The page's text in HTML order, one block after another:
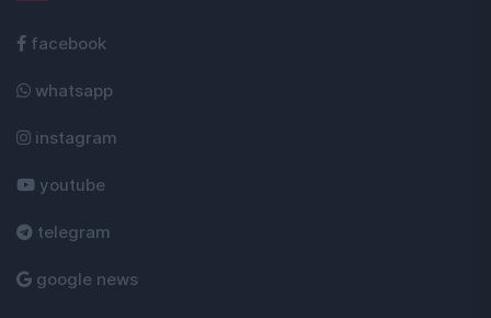
facebook
whatsapp
instagram
youtube
telegram
google news